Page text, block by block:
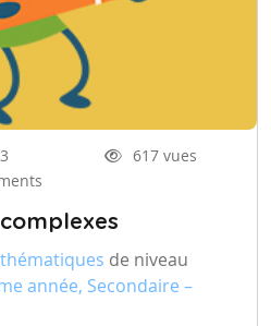
617 vues
de niveau
année, Secondaire –